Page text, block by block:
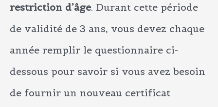
restriction d’âge. Durant cette période
de validité de 3 ans, vous devez chaque
année remplir le questionnaire ci-
dessous pour savoir si vous avez besoin
de fournir un nouveau certificat